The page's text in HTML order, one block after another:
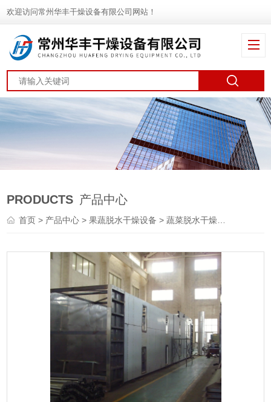
欢迎访问常州华丰干燥设备有限公司网站！
PRODUCTS 产品中心
首页> 产品中心 >果蔬脱水干燥设备 >蔬菜脱水干燥机